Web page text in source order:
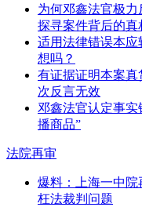
为何邓鑫法官极
探寻案件背后的真
适用法律错误本应
想吗？
有证据证明本案
次反言无效
邓鑫法官认定事
播商品”
法院再审
爆料：上海一中
枉法裁判问题